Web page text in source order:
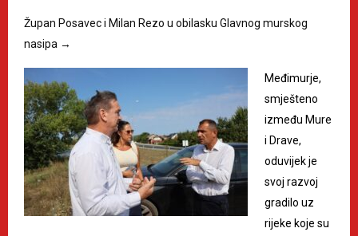
Župan Posavec i Milan Rezo u obilasku Glavnog murskog
nasipa →
Međimurje,
smješteno
između Mure
i Drave,
oduvijek je
svoj razvoj
gradilo uz
rijeke koje su